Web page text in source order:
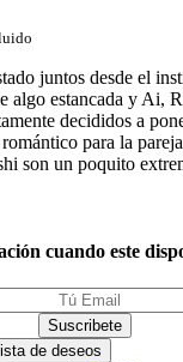
juntos desde el
algo estancada y Ai,
decididos a
para la
son un poquito
cuando este
de deseos